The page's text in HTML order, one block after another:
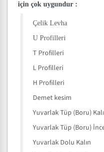
için çok uygundur :
Çelik Levha
U Profilleri
T Profilleri
L Profilleri
H Profilleri
Demet kesim
Yuvarlak Tüp (Boru)
Yuvarlak Tüp (Boru)
Yuvarlak Dolu Kalın